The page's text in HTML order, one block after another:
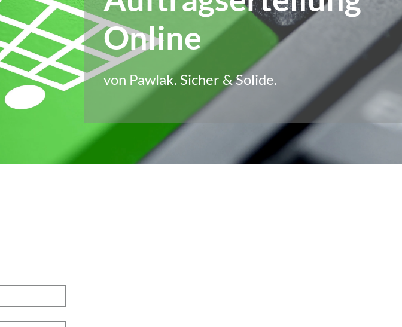
Online
von Pawlak. Sicher & Solide.